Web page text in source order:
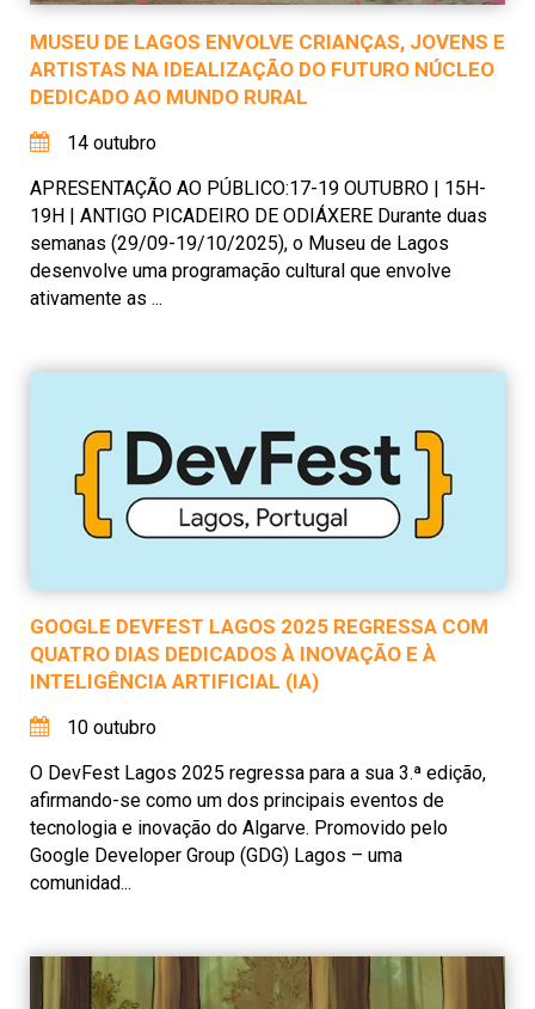
MUSEU DE LAGOS ENVOLVE CRIANÇAS, JOVENS E
ARTISTAS NA IDEALIZAÇÃO DO FUTURO NÚCLEO
DEDICADO AO MUNDO RURAL
14 outubro
APRESENTAÇÃO AO PÚBLICO:17-19 OUTUBRO | 15H-
19H | ANTIGO PICADEIRO DE ODIÁXERE Durante duas
semanas (29/09-19/10/2025), o Museu de Lagos
desenvolve uma programação cultural que envolve
ativamente as ...
GOOGLE DEVFEST LAGOS 2025 REGRESSA COM
QUATRO DIAS DEDICADOS À INOVAÇÃO E À
INTELIGÊNCIA ARTIFICIAL (IA)
10 outubro
O DevFest Lagos 2025 regressa para a sua 3.ª edição,
afirmando-se como um dos principais eventos de
tecnologia e inovação do Algarve. Promovido pelo
Google Developer Group (GDG) Lagos – uma
comunidad...